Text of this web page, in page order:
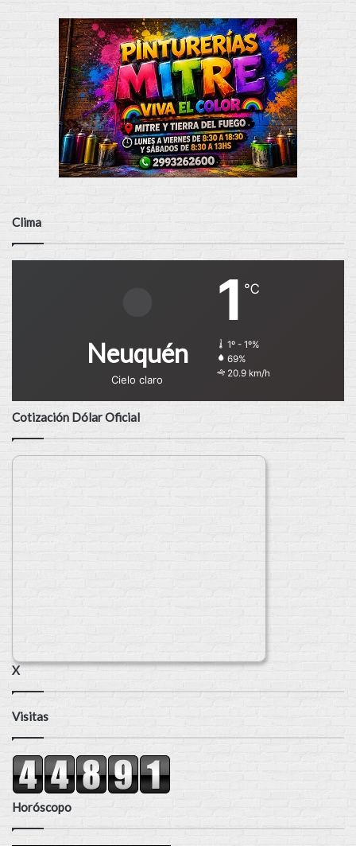
Clima
Neuquén
Cielo claro
1 ℃
1º - 1º%
69%
20.9 km/h
Cotización Dólar Oficial
X
Visitas
Horóscopo